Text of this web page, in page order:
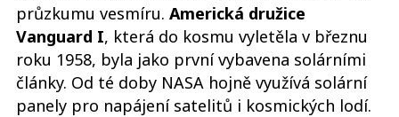
průzkumu vesmíru. Americká družice
Vanguard I, která do kosmu vyletěla v březnu
roku 1958, byla jako první vybavena solárními
články. Od té doby NASA hojně využívá solární
panely pro napájení satelitů i kosmických lodí.